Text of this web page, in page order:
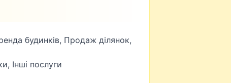
будинків, Продаж ділянок,
Інші послуги